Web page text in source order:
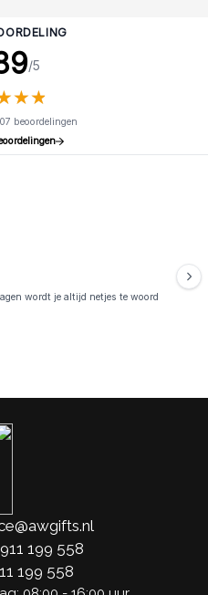
/5
★★
★★
beoordelingen
wordt je altijd netjes te woord
199 558
199 558